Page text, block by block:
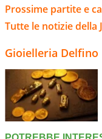
Prossime partite e
Tutte le notizie della
Gioielleria Delfino